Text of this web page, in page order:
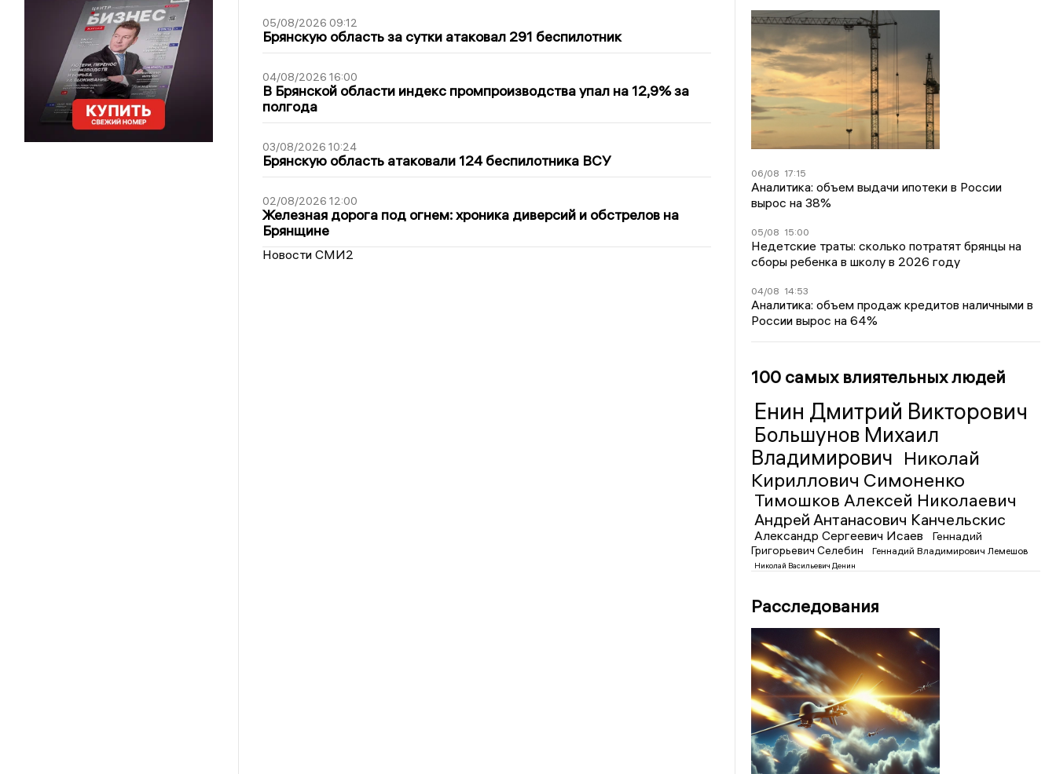
05/08/2026 09:12
Брянскую область за сутки атаковал 291 беспилотник
04/08/2026 16:00
В Брянской области индекс промпроизводства упал на 12,9% за
полгода
03/08/2026 10:24
Брянскую область атаковали 124 беспилотника ВСУ
02/08/2026 12:00
Железная дорога под огнем: хроника диверсий и обстрелов на
Брянщине
Новости СМИ2
06/08 17:15
Аналитика: объем выдачи ипотеки в России
вырос на 38%
05/08 15:00
Недетские траты: сколько потратят брянцы на
сборы ребенка в школу в 2026 году
04/08 14:53
Аналитика: объем продаж кредитов наличными в
России вырос на 64%
100 самых влиятельных людей
Енин Дмитрий Викторович
Большунов Михаил
Владимирович Николай
Кириллович Симоненко
Тимошков Алексей Николаевич
Андрей Антанасович Канчельскис
Александр Сергеевич Исаев
Геннадий
Григорьевич Селебин
Геннадий Владимирович Лемешов
Николай Васильевич Денин
Расследования